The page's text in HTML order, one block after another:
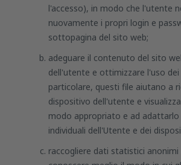
l'accesso), in modo che l'utente
nuovamente i propri login e
sottopagina del sito web;
adeguare il contenuto del sito
dell'utente e ottimizzare l'uso dei
particolare, questi file aiutano a
dispositivo dell'utente e
modo appropriato e ad adattarlo
individuali dell'Utente e dei
raccogliere dati statistici anonimi